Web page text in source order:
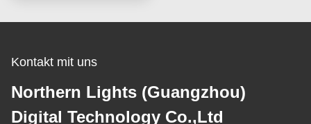
Kontakt mit uns
Northern Lights (Guangzhou)
Digital Technology Co.,Ltd